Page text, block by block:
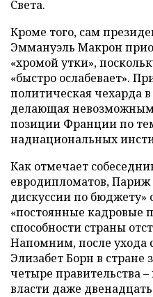
Света.
Кроме того, сам
Эммануэль Макрон
«хромой утки»,
«быстро ослабевает».
политическая чехарда
делающая
позиции Франции по
наднациональных
Как отмечает
евродипломатов,
дискуссии по бюджету»
«постоянные кадровые
способности страны
Напомним, после ухода
Элизабет Борн в стране
четыре правительства
власти даже